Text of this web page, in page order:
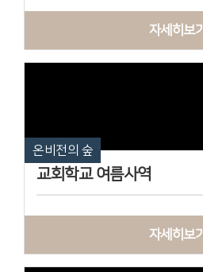
자세히보기
온비전의 숲
교회학교 여름사역
자세히보기